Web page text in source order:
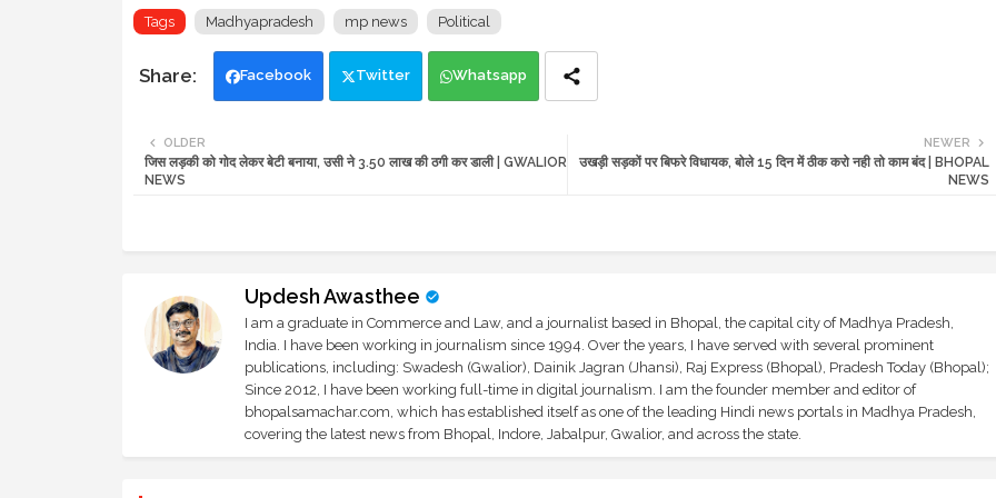
Tags Madhyapradesh mp news Political
Facebook Twitter Whatsapp
NEWER
उखड़ी सड़कों पर बिफरे विधायक, बोले 15 दिन में ठीक करो नही तो काम बंद | BHOPAL
NEWS
OLDER
जिस लड़की को गोद लेकर बेटी बनाया, उसी ने 3.50 लाख की ठगी कर डाली | GWALIOR
NEWS
Updesh Awasthee
I am a graduate in Commerce and Law, and a journalist based in Bhopal, the capital city of Madhya Pradesh,
India. I have been working in journalism since 1994. Over the years, I have served with several prominent
publications, including: Swadesh (Gwalior), Dainik Jagran (Jhansi), Raj Express (Bhopal), Pradesh Today (Bhopal);
Since 2012, I have been working full-time in digital journalism. I am the founder member and editor of
bhopalsamachar.com, which has established itself as one of the leading Hindi news portals in Madhya Pradesh,
covering the latest news from Bhopal, Indore, Jabalpur, Gwalior, and across the state.